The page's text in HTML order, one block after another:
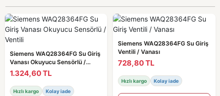
Siemens WAQ28364FG Su Giriş
Vanası Okuyucu Sensörlü /
Ventili
1.324,60 TL
Hızlı kargo Kolay iade
Siemens WAQ28364FG Su Giriş
Ventili / Vanası
728,80 TL
Hızlı kargo Kolay iade